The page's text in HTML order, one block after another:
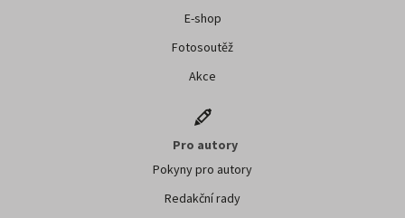
E-shop
Fotosoutěž
Akce
Pro autory
Pokyny pro autory
Redakční rady